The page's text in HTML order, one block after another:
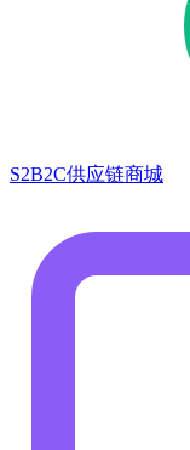
S2B2C供应链商城